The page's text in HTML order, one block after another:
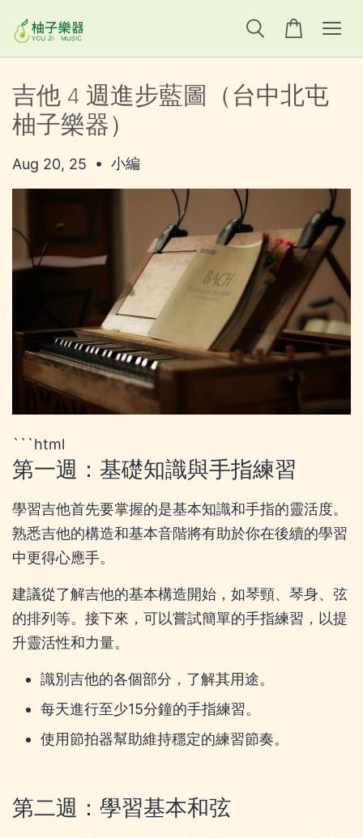
吉他 4 週進步藍圖（台中北屯
柚子樂器）
Aug 20, 25 • 小編
```html
第一週：基礎知識與手指練習
學習吉他首先要掌握的是基本知識和手指的靈活度。
熟悉吉他的構造和基本音階將有助於你在後續的學習
中更得心應手。
建議從了解吉他的基本構造開始，如琴頸、琴身、弦
的排列等。接下來，可以嘗試簡單的手指練習，以提
升靈活性和力量。
識別吉他的各個部分，了解其用途。
每天進行至少15分鐘的手指練習。
使用節拍器幫助維持穩定的練習節奏。
第二週：學習基本和弦